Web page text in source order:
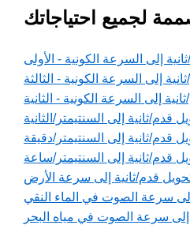
إلى السرعة الكونية - الأولى
إلى السرعة الكونية - الثالثة
إلى السرعة الكونية - الثانية
قدم/ثانية إلى السنتيمتر/الثانية
قدم/ثانية إلى السنتيمتر/دقيقة
قدم/ثانية إلى السنتيمتر/ساعة
قدم/ثانية إلى سرعة الأرض
سرعة الصوت في الماء النقي
سرعة الصوت في مياه البحر (درجة حرارة